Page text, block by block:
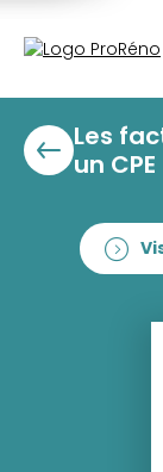
Les
un CPE